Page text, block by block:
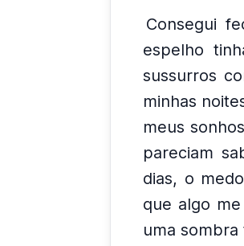
Consegui
espelho
sussurros
minhas
meus
pareciam
dias, o
que algo
uma sombra